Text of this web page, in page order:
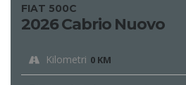
FIAT 500C
2026 Cabrio Nuovo
Kilometri 0 KM